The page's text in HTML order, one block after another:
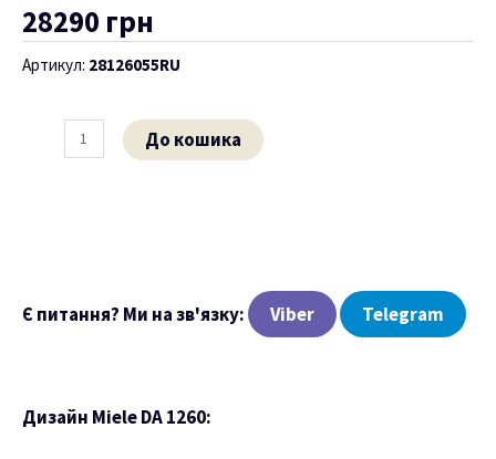
28290 грн
Артикул: 28126055RU
До кошика
Є питання? Ми на зв'язку: Viber Telegram
Дизайн Miele DA 1260: